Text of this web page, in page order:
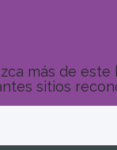
más de
sitios